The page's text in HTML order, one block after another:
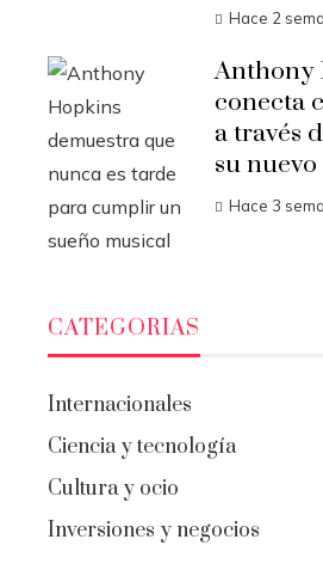
Hace 2
Anthony
conecta
a través
su
Hace 3
CATEGORIAS
Internacionales
Ciencia y tecnología
Cultura y ocio
Inversiones y negocios